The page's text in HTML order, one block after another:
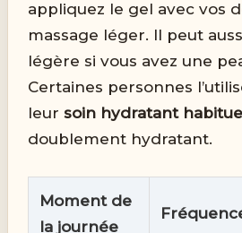
appliquez le gel avec vos
massage léger. Il peut
légère si vous avez une
Certaines personnes
leursoin hydratant
doublement hydratant.
Moment de
la journée